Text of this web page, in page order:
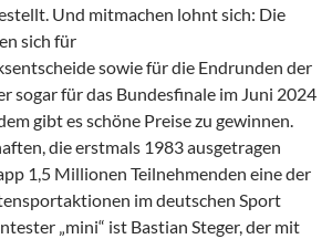
Und mitmachen lohnt sich: Die
sich für
sowie für die Endrunden der
sogar für das Bundesfinale im Juni 2024
gibt es schöne Preise zu gewinnen.
die erstmals 1983 ausgetragen
1,5 Millionen Teilnehmenden eine der
im deutschen Sport
„mini“ ist Bastian Steger, der mit